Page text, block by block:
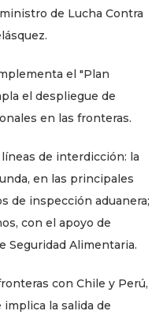
de Lucha Contra
el "Plan
el despliegue de
en las fronteras.
de interdicción: la
en las principales
de inspección aduanera;
con el apoyo de
Seguridad Alimentaria.
con Chile y Perú,
la salida de